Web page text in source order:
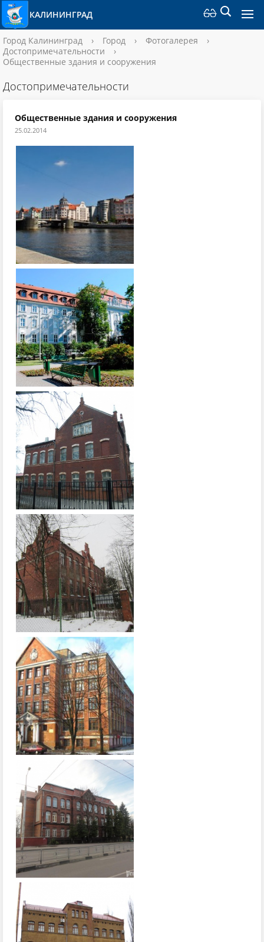
КАЛИНИНГРАД
Город Калининград › Город › Фотогалерея
›
Достопримечательности
›
Общественные здания и сооружения
Достопримечательности
Общественные здания и сооружения
25.02.2014